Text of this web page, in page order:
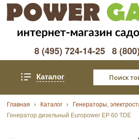
8 (495) 724-14-25 8
Каталог
Главная Каталог Генераторы,
Генератор дизельный Europower EP 60 TDE